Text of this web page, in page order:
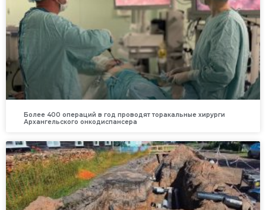
Более 400 операций в год проводят торакальные хирурги
Архангельского онкодиспансера